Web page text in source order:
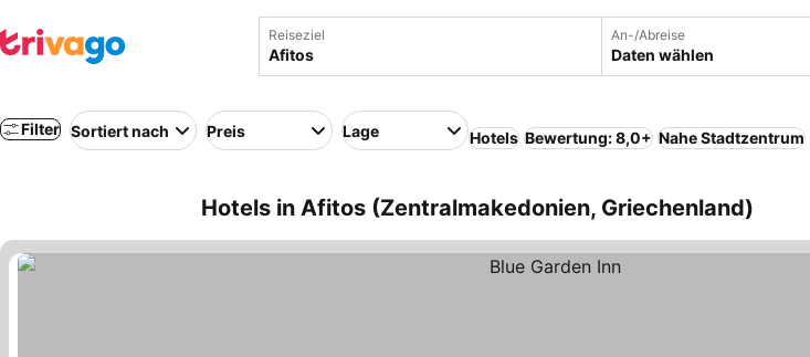
Reiseziel An-/Abreise
Daten wählen
Filter Sortiert nach Preis Lage Hotels Bewertung: 8,0+ Nahe Stadtzentrum
Hotels in Afitos (Zentralmakedonien, Griechenland)